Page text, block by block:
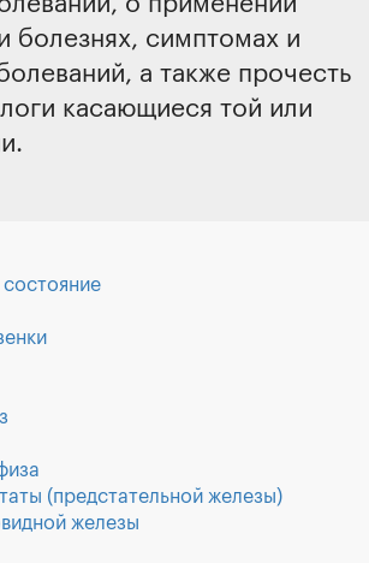
болезнях, симптомах и
а также прочесть
касающиеся той или
(предстательной железы)
железы